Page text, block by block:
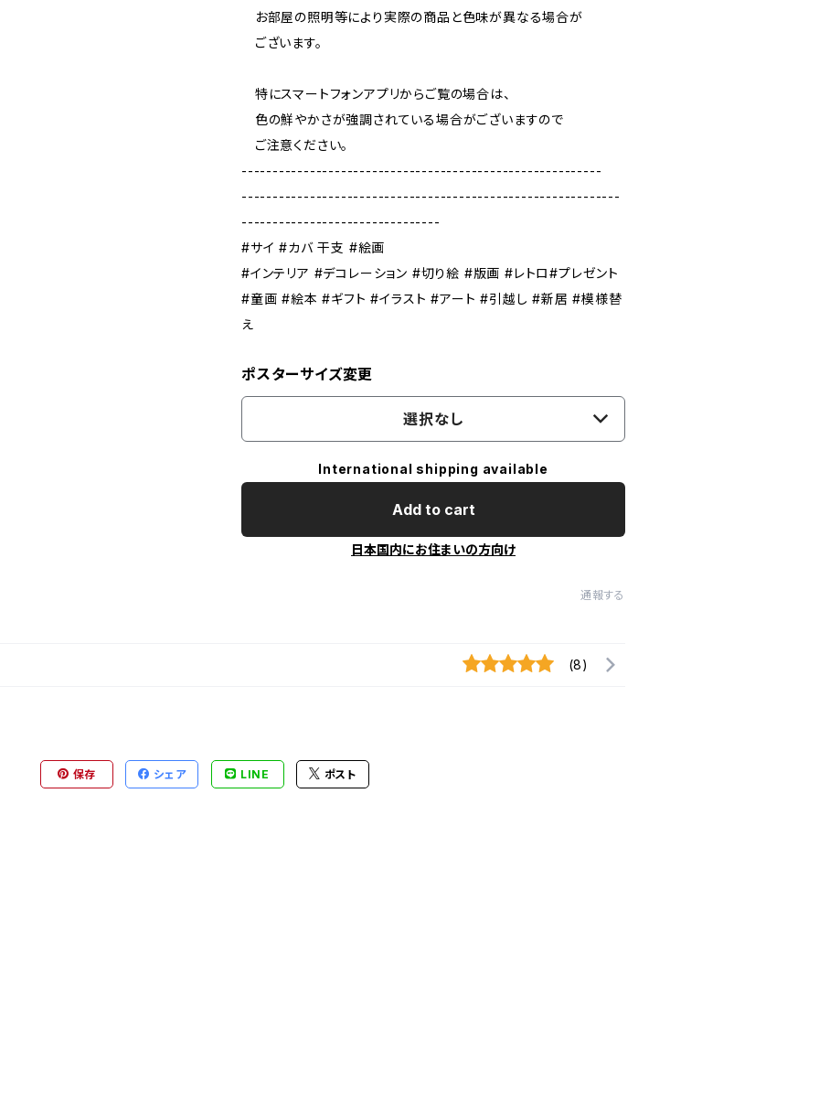
お部屋の照明等により実際の商品と色味が異なる場合が
ございます。
特にスマートフォンアプリからご覧の場合は、
色の鮮やかさが強調されている場合がございますので
ご注意ください。
----------------------------------------------------------
-------------------------------------------------------------
--------------------------------
#サイ #カバ 干支 #絵画
#インテリア #デコレーション #切り絵 #版画 #レトロ#プレゼント
#童画 #絵本 #ギフト #イラスト #アート #引越し #新居 #模様替
え
ポスターサイズ変更
選択なし
International shipping available
Add to cart
日本国内にお住まいの方向け
通報する
(8)
保存 シェア LINE ポスト